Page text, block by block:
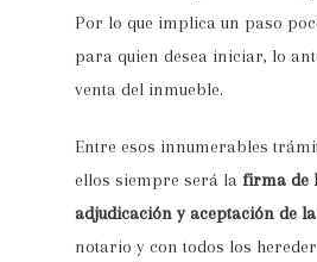
Por lo que implica un paso
para quien desea iniciar, lo
venta del inmueble.
Entre esos innumerables
ellos siempre será lafirma de
adjudicación y aceptación de
notario y con todos los